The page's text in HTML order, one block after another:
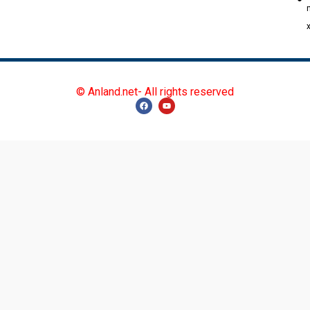
© Anland.net- All rights reserved